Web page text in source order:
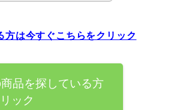
は今すぐこちらをクリック
品を探している方
ック